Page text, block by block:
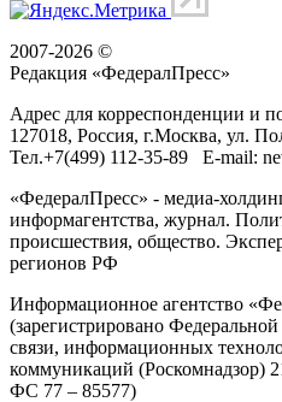
2007-2026 ©
Редакция «ФедералПресс»
Адрес для корреспонденции и
127018, Россия, г.Москва, ул.
Тел.+7(499) 112-35-89 E-mail:
«ФедералПресс» - медиа-
информагентства, журнал.
происшествия, общество.
регионов РФ
Информационное агентство
(зарегистрировано
связи, информационных
коммуникаций (Роскомнадзор)
ФС 77 – 85577)